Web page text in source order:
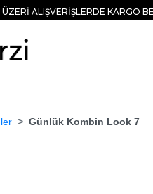
ALIŞVERİŞLERDE KARGO
LOOK 7
Günlük Kombin Look 7